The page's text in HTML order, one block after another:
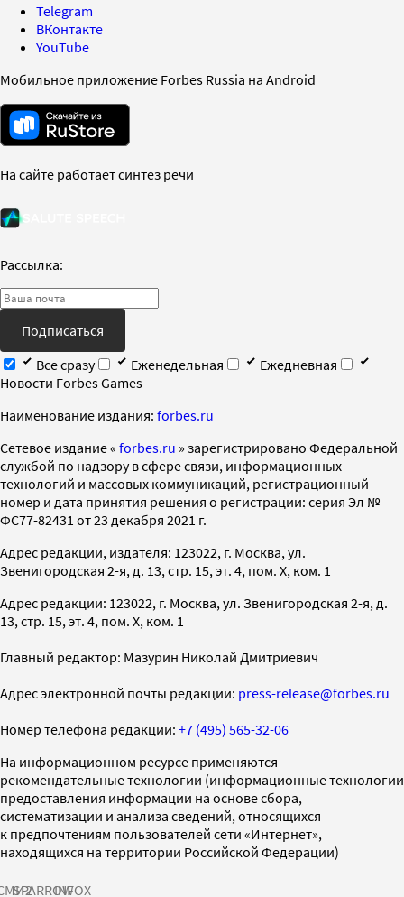
Telegram
ВКонтакте
YouTube
Мобильное приложение Forbes Russia на Android
На сайте работает синтез речи
Рассылка:
Подписаться
Все сразу
Еженедельная
Ежедневная
Новости Forbes Games
Наименование издания: forbes.ru
Cетевое издание « forbes.ru » зарегистрировано Федеральной
службой по надзору в сфере связи, информационных
технологий и массовых коммуникаций, регистрационный
номер и дата принятия решения о регистрации: серия Эл №
ФС77-82431 от 23 декабря 2021 г.
Адрес редакции, издателя: 123022, г. Москва, ул.
Звенигородская 2-я, д. 13, стр. 15, эт. 4, пом. X, ком. 1
Адрес редакции: 123022, г. Москва, ул. Звенигородская 2-я, д.
13, стр. 15, эт. 4, пом. X, ком. 1
Главный редактор: Мазурин Николай Дмитриевич
Адрес электронной почты редакции: press-release@forbes.ru
Номер телефона редакции: +7 (495) 565-32-06
На информационном ресурсе применяются
рекомендательные технологии (информационные технологии
предоставления информации на основе сбора,
систематизации и анализа сведений, относящихся
к предпочтениям пользователей сети «Интернет»,
находящихся на территории Российской Федерации)
SPARROWINFOX